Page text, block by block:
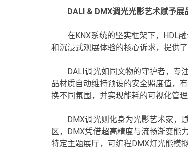
DALI & DMX调光光影艺术赋予展
在KNX系统的坚实框架下，HDL
和沉浸式观展体验的核心诉求，提供
DALI调光如同文物的守护者，专
品材质自动维持预设的安全照度值，
换不同氛围，并实现能耗的可视化管
DMX调光则化身为光影艺术家，
区，DMX凭借超高精度与流畅渐变能
特定主题展厅，可编程DMX灯光能模